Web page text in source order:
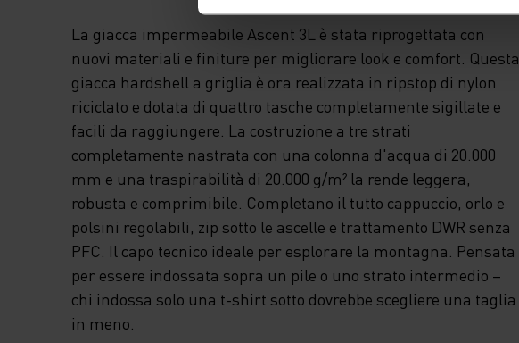
La giacca impermeabile Ascent 3L è stata riprogettata con
nuovi materiali e finiture per migliorare look e comfort. Questa
giacca hardshell a griglia è ora realizzata in ripstop di nylon
riciclato e dotata di quattro tasche completamente sigillate e
facili da raggiungere. La costruzione a tre strati
completamente nastrata con una colonna d'acqua di 20.000
mm e una traspirabilità di 20.000 g/m² la rende leggera,
robusta e comprimibile. Completano il tutto cappuccio, orlo e
polsini regolabili, zip sotto le ascelle e trattamento DWR senza
PFC. Il capo tecnico ideale per esplorare la montagna. Pensata
per essere indossata sopra un pile o uno strato intermedio –
chi indossa solo una t-shirt sotto dovrebbe scegliere una taglia
in meno.